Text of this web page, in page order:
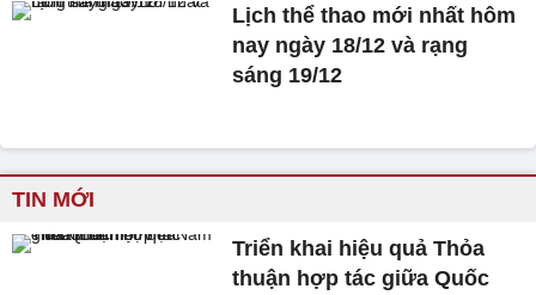
Lịch thể thao mới nhất hôm
nay ngày 18/12 và rạng
sáng 19/12
TIN MỚI
Triển khai hiệu quả Thỏa
thuận hợp tác giữa Quốc